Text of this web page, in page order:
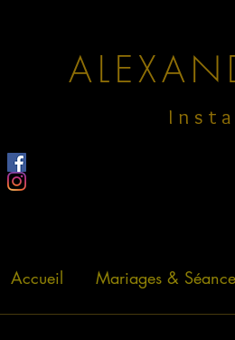
Accueil Mariages &